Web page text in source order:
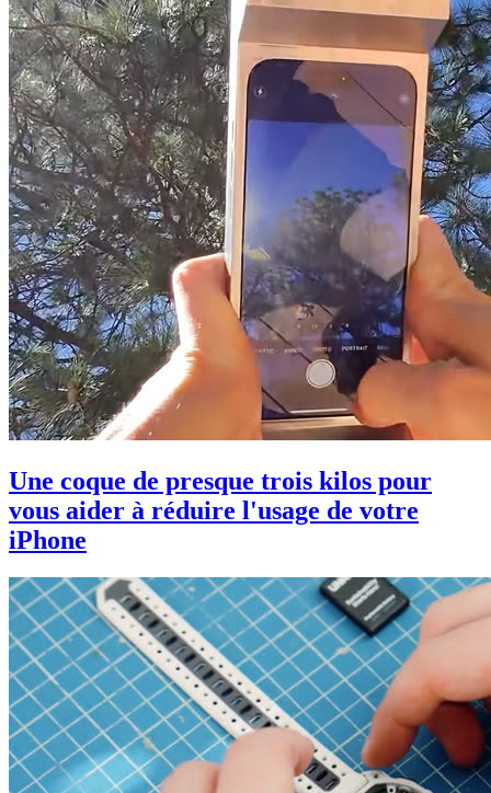
Une coque de presque trois kilos pour
vous aider à réduire l'usage de votre
iPhone